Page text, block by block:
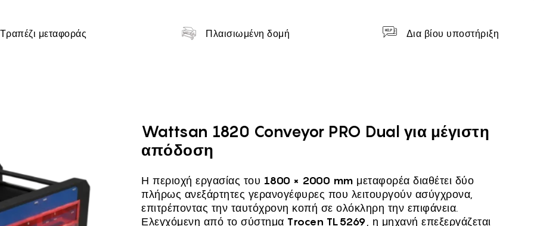
Τραπέζι μεταφοράς Πλαισιωμένη δομή Δια βίου υποστήριξη
Wattsan 1820 Conveyor PRO Dual για μέγιστη
απόδοση
Η περιοχή εργασίας του 1800 × 2000 mm μεταφορέα διαθέτει δύο
πλήρως ανεξάρτητες γερανογέφυρες που λειτουργούν ασύγχρονα,
επιτρέποντας την ταυτόχρονη κοπή σε ολόκληρη την επιφάνεια.
Ελεγχόμενη από το σύστημα Trocen TL5269 , η μηχανή επεξεργάζεται